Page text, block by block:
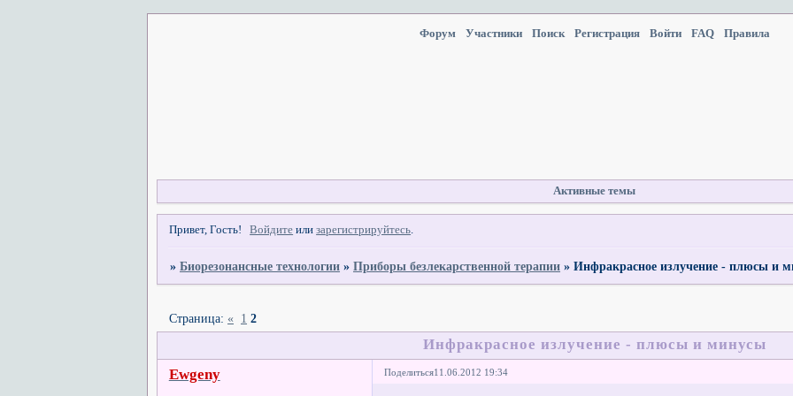
Форум Участники Поиск Регистрация Войти FAQ Правила
Активные темы
Привет, Гость! Войдите илизарегистрируйтесь.
»Биорезонансные технологии »Приборы безлекарственной терапии »Инфракрасное излучение - плюсы и
Инфракрасное излучение - плюсы и минусы
Страница: « 1 2
Поделиться11.06.2012 19:34
Ewgeny